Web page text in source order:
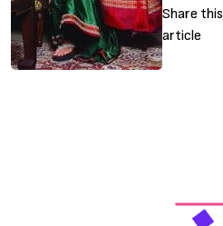
Share this
article